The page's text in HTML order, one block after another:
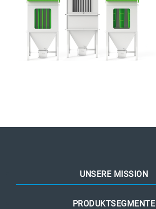
UNSERE MISSION
PRODUKTSEGMENTE